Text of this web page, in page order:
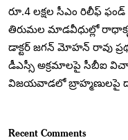
రూ.4 లక్షల సీఎం రిలీఫ్
తిరుమల మాడవీధుల్లో
డాక్టర్ జగన్ మోహన్ రావు
డీఎస్సీ అక్రమాలపై సీబీఐ
విజయవాడలో బ్రాహ్మణులపై
Recent Comments